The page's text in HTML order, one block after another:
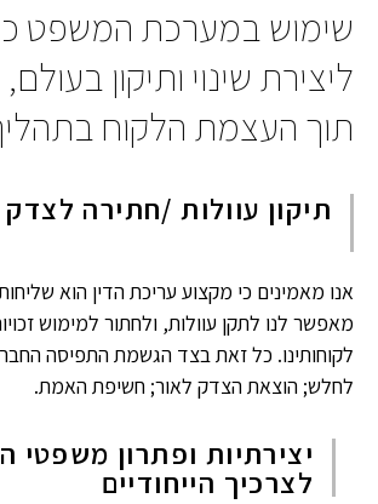
שימוש במערכת המשפט
ליצירת שינוי ותיקון בעולם,
תוך העצמת הלקוח
תיקון עוולות /חתירה
אנו מאמינים כי מקצוע עריכת הדין הוא
מאפשר לנו לתקן עוולות, ולחתור למימוש
לקוחותינו. כל זאת בצד הגשמת התפיסה
לחלש; הוצאת הצדק לאור; חשיפת האמת.
יצירתיות ופתרון משפטי
לצרכיך הייחודיים